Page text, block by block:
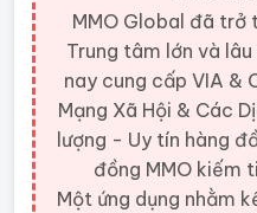
MMO Global đã trở
Trung tâm lớn và
nay cung cấp VIA &
Mạng Xã Hội & Các
lượng - Uy tín hàng
đồng MMO kiếm
Một ứng dụng nhằm